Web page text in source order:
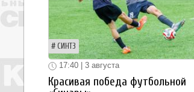
СИНТЗ
17:40 | 3 августа
Красивая победа футбольной